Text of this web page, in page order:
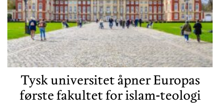
Tysk universitet åpner Europas
første fakultet for islam-teologi